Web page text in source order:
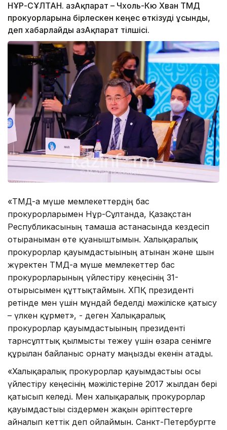
НҰР-СҰЛТАН. ҚазАқпарат – Чхоль-Кю Хван ТМД
прокуорларына бірлескен кеңес өткізуді ұсынды,
деп хабарлайды ҚазАқпарат тілшісі.
«ТМД-ға мүше мемлекеттердің бас
прокурорларымен Нұр-Сұлтанда, Қазақстан
Республикасының тамаша астанасында кездесіп
отырғаныман өте қуаныштымын. Халықаралық
прокурорлар қауымдастығының атынан және шын
жүректен ТМД-ға мүше мемлекеттер бас
прокурорларының үйлестіру кеңесінің 31-
отырысымен құттықтаймын. ХПҚ президенті
ретінде мен үшін мұндай беделді мәжіліске қатысу
– үлкен құрмет», - деген Халықаралық
прокурорлар қауымдастығының президенті
тарнсұлттық қылмысты тежеу үшін өзара сенімге
құрылған байланыс орнату маңызды екенін атады.
«Халықаралық прокурорлар қауымдастығы осы
үйлестіру кеңесінің мәжілістеріне 2017 жылдан бері
қатысып келеді. Мен халықаралық прокурорлар
қауымдастығы сіздермен жақын әріптестерге
айналып кеттік деп ойлаймын. Санкт-Петербургте